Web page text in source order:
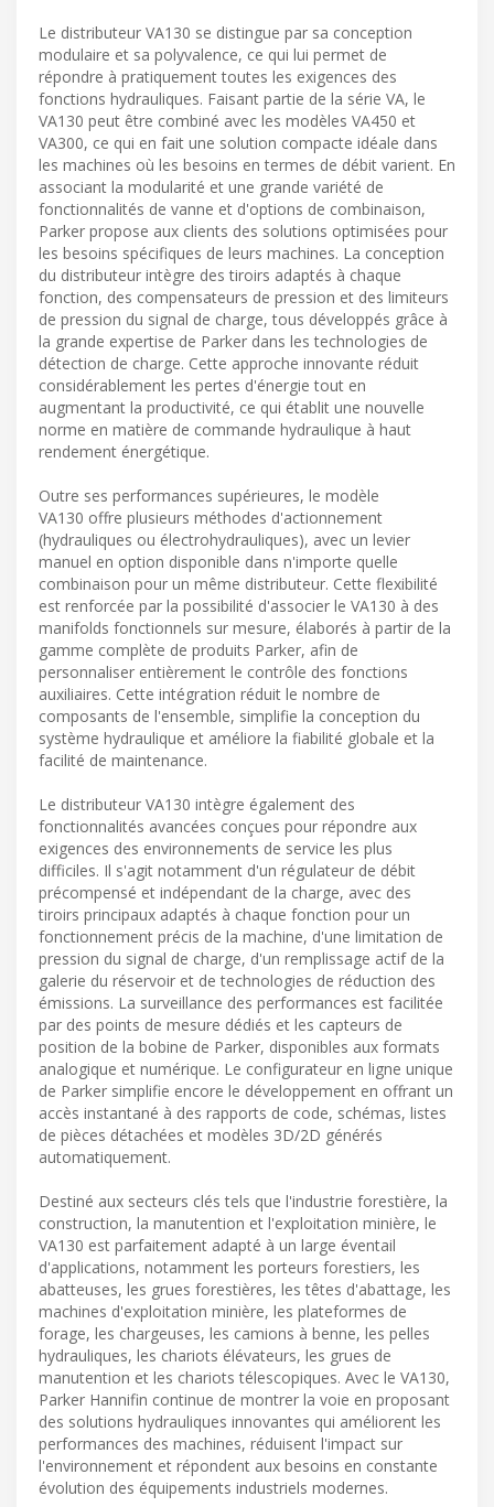
Le distributeur VA130 se distingue par sa conception
modulaire et sa polyvalence, ce qui lui permet de
répondre à pratiquement toutes les exigences des
fonctions hydrauliques. Faisant partie de la série VA, le
VA130 peut être combiné avec les modèles VA450 et
VA300, ce qui en fait une solution compacte idéale dans
les machines où les besoins en termes de débit varient. En
associant la modularité et une grande variété de
fonctionnalités de vanne et d'options de combinaison,
Parker propose aux clients des solutions optimisées pour
les besoins spécifiques de leurs machines. La conception
du distributeur intègre des tiroirs adaptés à chaque
fonction, des compensateurs de pression et des limiteurs
de pression du signal de charge, tous développés grâce à
la grande expertise de Parker dans les technologies de
détection de charge. Cette approche innovante réduit
considérablement les pertes d'énergie tout en
augmentant la productivité, ce qui établit une nouvelle
norme en matière de commande hydraulique à haut
rendement énergétique.
Outre ses performances supérieures, le modèle
VA130 offre plusieurs méthodes d'actionnement
(hydrauliques ou électrohydrauliques), avec un levier
manuel en option disponible dans n'importe quelle
combinaison pour un même distributeur. Cette flexibilité
est renforcée par la possibilité d'associer le VA130 à des
manifolds fonctionnels sur mesure, élaborés à partir de la
gamme complète de produits Parker, afin de
personnaliser entièrement le contrôle des fonctions
auxiliaires. Cette intégration réduit le nombre de
composants de l'ensemble, simplifie la conception du
système hydraulique et améliore la fiabilité globale et la
facilité de maintenance.
Le distributeur VA130 intègre également des
fonctionnalités avancées conçues pour répondre aux
exigences des environnements de service les plus
difficiles. Il s'agit notamment d'un régulateur de débit
précompensé et indépendant de la charge, avec des
tiroirs principaux adaptés à chaque fonction pour un
fonctionnement précis de la machine, d'une limitation de
pression du signal de charge, d'un remplissage actif de la
galerie du réservoir et de technologies de réduction des
émissions. La surveillance des performances est facilitée
par des points de mesure dédiés et les capteurs de
position de la bobine de Parker, disponibles aux formats
analogique et numérique. Le configurateur en ligne unique
de Parker simplifie encore le développement en offrant un
accès instantané à des rapports de code, schémas, listes
de pièces détachées et modèles 3D/2D générés
automatiquement.
Destiné aux secteurs clés tels que l'industrie forestière, la
construction, la manutention et l'exploitation minière, le
VA130 est parfaitement adapté à un large éventail
d'applications, notamment les porteurs forestiers, les
abatteuses, les grues forestières, les têtes d'abattage, les
machines d'exploitation minière, les plateformes de
forage, les chargeuses, les camions à benne, les pelles
hydrauliques, les chariots élévateurs, les grues de
manutention et les chariots télescopiques. Avec le VA130,
Parker Hannifin continue de montrer la voie en proposant
des solutions hydrauliques innovantes qui améliorent les
performances des machines, réduisent l'impact sur
l'environnement et répondent aux besoins en constante
évolution des équipements industriels modernes.